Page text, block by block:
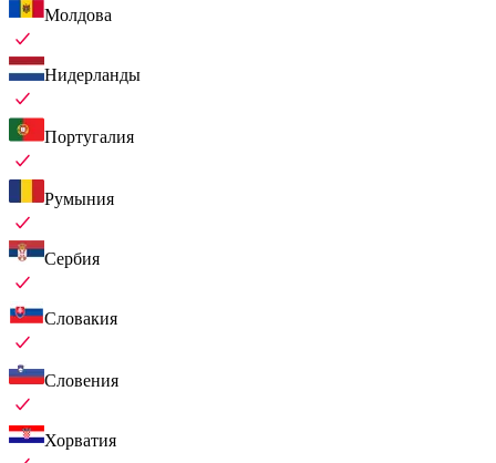
Молдова
Нидерланды
Португалия
Румыния
Сербия
Словакия
Словения
Хорватия